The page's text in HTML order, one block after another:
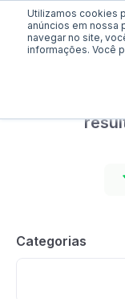
Utilizamos cookies
anúncios em nossa
navegar no site,
informações. Você
Categorias